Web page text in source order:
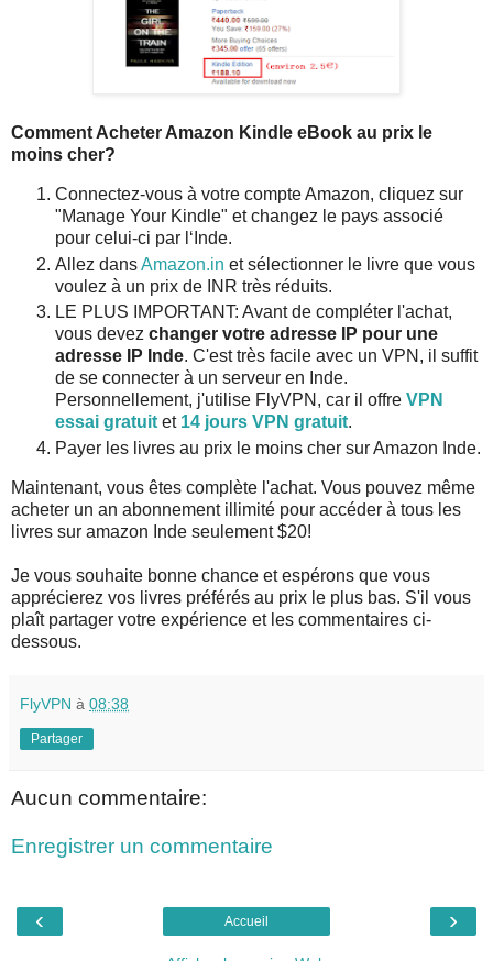
Comment Acheter Amazon Kindle eBook au prix le
moins cher?
Connectez-vous à votre compte Amazon, cliquez sur
"Manage Your Kindle" et changez le pays associé
pour celui-ci par l‘Inde.
Allez dansAmazon.in et sélectionner le livre que vous
voulez à un prix de INR très réduits.
LE PLUS IMPORTANT: Avant de compléter l'achat,
vous devez changer votre adresse IP pour une
adresse IP Inde. C'est très facile avec un VPN, il suffit
de se connecter à un serveur en Inde.
Personnellement, j'utilise FlyVPN, car il offre VPN
essai gratuitet 14 jours VPN gratuit.
Payer les livres au prix le moins cher sur Amazon Inde.
Maintenant, vous êtes complète l'achat. Vous pouvez même
acheter un an abonnement illimité pour accéder à tous les
livres sur amazon Inde seulement $20!
Je vous souhaite bonne chance et espérons que vous
apprécierez vos livres préférés au prix le plus bas. S'il vous
plaît partager votre expérience et les commentaires ci-
dessous.
FlyVPN à 08:38
Partager
Aucun commentaire:
Enregistrer un commentaire
‹ ›
Accueil